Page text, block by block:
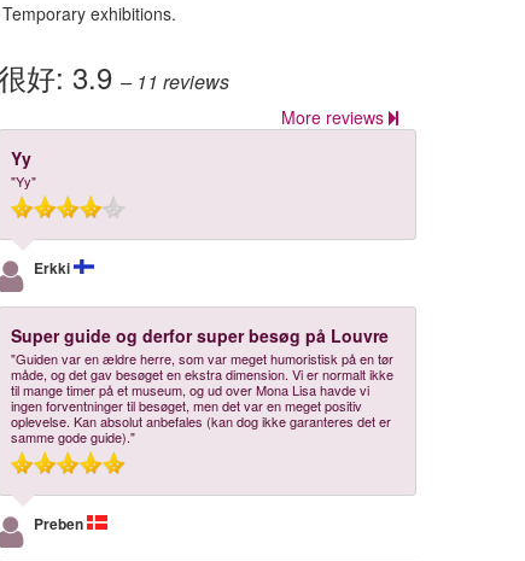
exhibitions.
好: 3.9– 11reviews
More reviews
Yy
"Yy"
Erkki
Super guide og derfor super besøg på Louvre
"Guiden var en ældre herre, som var meget humoristisk på en tør
måde, og det gav besøget en ekstra dimension. Vi er normalt ikke
til mange timer på et museum, og ud over Mona Lisa havde vi
ingen forventninger til besøget, men det var en meget positiv
oplevelse. Kan absolut anbefales (kan dog ikke garanteres det er
samme gode guide)."
Preben